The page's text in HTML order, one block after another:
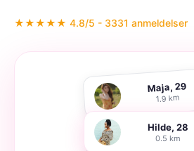
★★★★★ 4.8/5 - 3331 anmeldelser
Maja, 29
1.9 km
Hilde, 28
0.5 km